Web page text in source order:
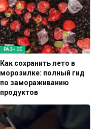
РАЗНОЕ
Как сохранить лето в
морозилке: полный гид
по замораживанию
продуктов